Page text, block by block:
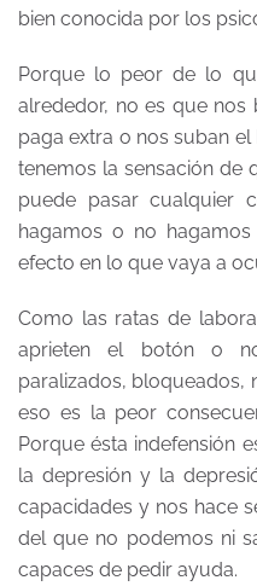
bien conocida por los
Porque lo peor de lo
alrededor, no es que nos
paga extra o nos suban
tenemos la sensación de
puede pasar cualquier
hagamos o no
efecto en lo que vaya a
Como las ratas de
aprieten el botón o
paralizados, bloqueados,
eso es la peor
Porque ésta indefensión
la depresión y la
capacidades y nos hace
del que no podemos ni
capaces de pedir ayuda.